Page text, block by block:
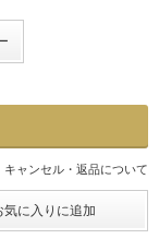
キャンセル・返品について